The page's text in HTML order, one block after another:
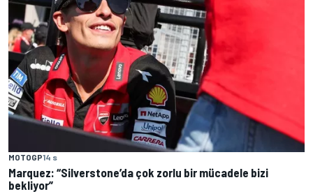
MOTOGP14 s
Marquez: “Silverstone’da çok zorlu bir mücadele bizi
bekliyor”